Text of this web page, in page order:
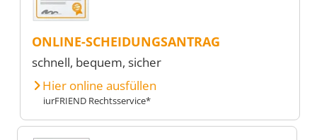
ONLINE-SCHEIDUNGSANTRAG
schnell, bequem, sicher
Hier online ausfüllen
iurFRIEND Rechtsservice*